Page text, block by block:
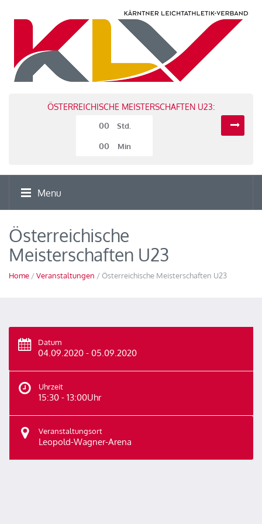
ÖSTERREICHISCHE MEISTERSCHAFTEN U23:
00
Std.
00 Min
Menu
Österreichische
Meisterschaften U23
Home /Veranstaltungen / Österreichische Meisterschaften U23
Datum
04.09.2020 - 05.09.2020
Uhrzeit
15:30 - 13:00Uhr
Veranstaltungsort
Leopold-Wagner-Arena